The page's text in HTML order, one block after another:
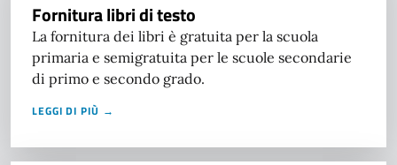
Fornitura libri di testo
La fornitura dei libri è gratuita per la scuola
primaria e semigratuita per le scuole secondarie
di primo e secondo grado.
LEGGI DI PIÙ →